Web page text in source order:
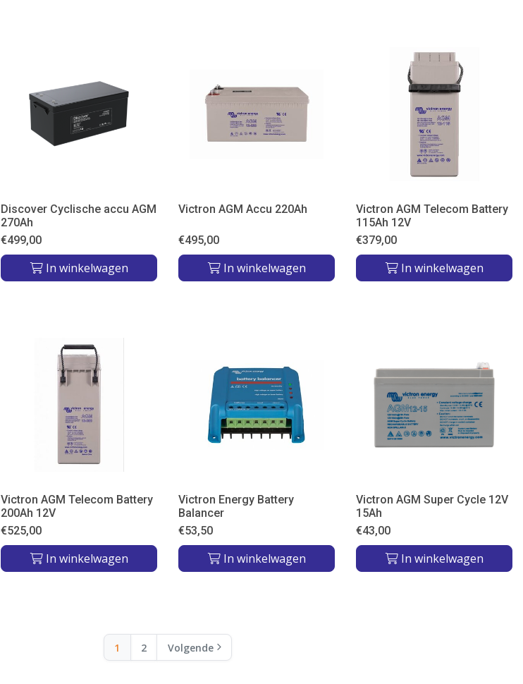
Discover Cyclische accu AGM
270Ah
€499,00
In winkelwagen
Victron AGM Accu 220Ah
€495,00
In winkelwagen
Victron AGM Telecom Battery
115Ah 12V
€379,00
In winkelwagen
Victron AGM Telecom Battery
200Ah 12V
€525,00
In winkelwagen
Victron Energy Battery
Balancer
€53,50
In winkelwagen
Victron AGM Super Cycle 12V
15Ah
€43,00
In winkelwagen
1 2 Volgende